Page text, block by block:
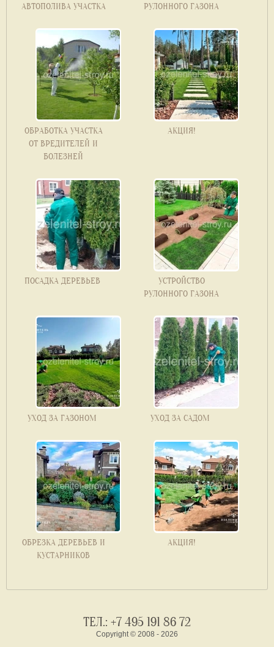
АВТОПОЛИВА УЧАСТКА
РУЛОННОГО ГАЗОНА
ОБРАБОТКА УЧАСТКА
ОТ ВРЕДИТЕЛЕЙ И
БОЛЕЗНЕЙ
АКЦИЯ!
ПОСАДКА ДЕРЕВЬЕВ
УСТРОЙСТВО
РУЛОННОГО ГАЗОНА
УХОД ЗА ГАЗОНОМ УХОД ЗА САДОМ
ОБРЕЗКА ДЕРЕВЬЕВ И
КУСТАРНИКОВ
АКЦИЯ!
ТЕЛ.: +7 495 191 86 72
Copyright © 2008 - 2026